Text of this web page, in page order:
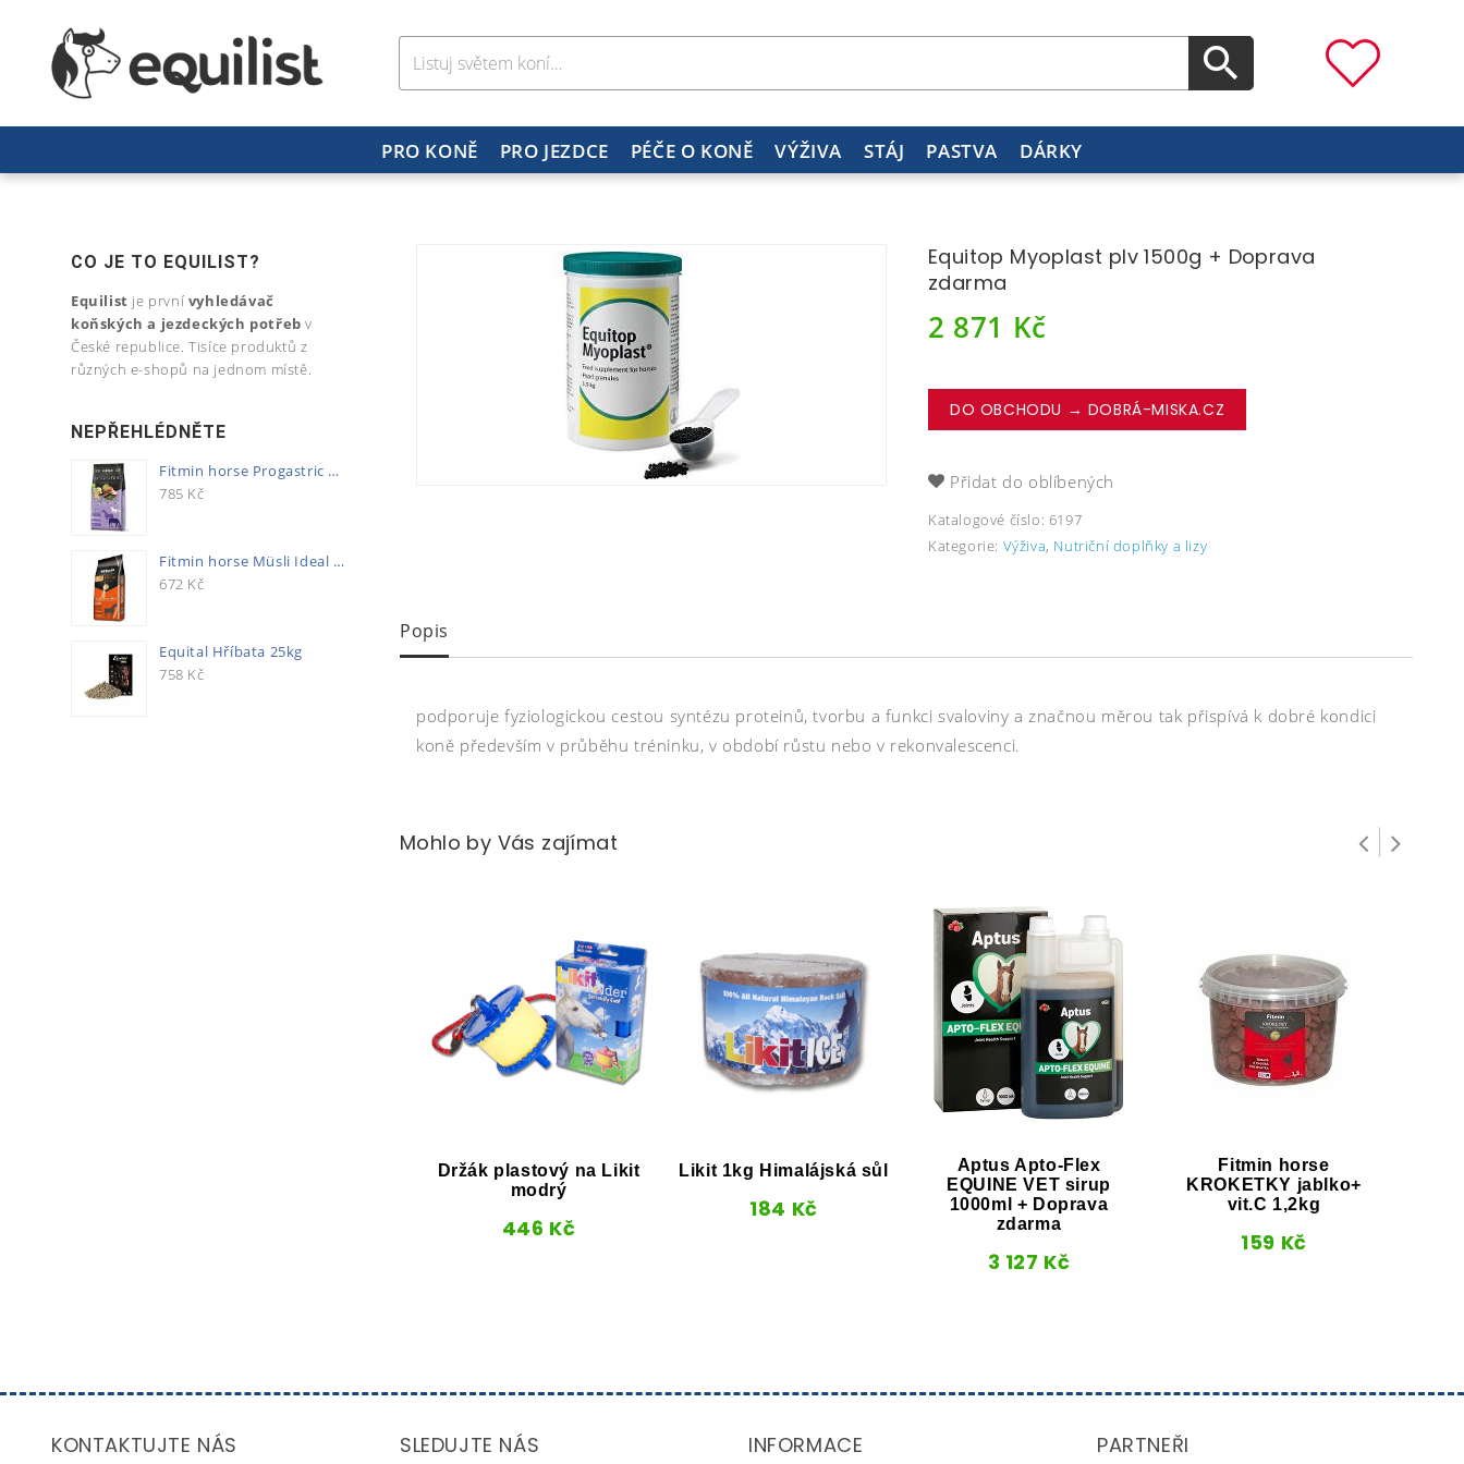
PRO KONĚ PRO JEZDCE PÉČE O KONĚ VÝŽIVA STÁJ PASTVA DÁRKY
Equitop Myoplast plv 1500g + Doprava
zdarma
2 871 Kč
DO OBCHODU → DOBRÁ-MISKA.CZ
Přidat do oblíbených
Katalogové číslo: 6197
Kategorie: Výživa, Nutriční doplňky a lizy
Popis
podporuje fyziologickou cestou syntézu proteinů, tvorbu a funkci svaloviny a značnou měrou tak přispívá k dobré kondici
koně především v průběhu tréninku, v období růstu nebo v rekonvalescenci.
Mohlo by Vás zajímat
Držák plastový na Likit
modrý
446 Kč
Likit 1kg Himalájská sůl
184 Kč
Aptus Apto-Flex
EQUINE VET sirup
1000ml + Doprava
zdarma
3 127 Kč
Fitmin horse
KROKETKY jablko+
vit.C 1,2kg
159 Kč
CO JE TO EQUILIST?
Equilist je první vyhledávač
koňských a jezdeckých potřeb v
České republice. Tisíce produktů z
různých e-shopů na jednom místě.
NEPŘEHLÉDNĚTE
Fitmin horse Progastric 20kg
785 Kč
Fitmin horse Müsli Ideal 20kg
672 Kč
Equital Hříbata 25kg
758 Kč
KONTAKTUJTE NÁS SLEDUJTE NÁS INFORMACE PARTNEŘI